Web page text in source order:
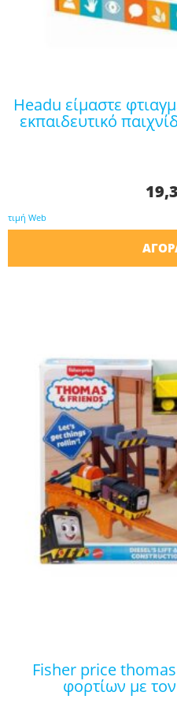
headu είμαστε φτιαγμένοι έτσι montessori
εκπαιδευτικό
τιμή Web
fisher price thomas πίστα παράδοσης
φορτίων με